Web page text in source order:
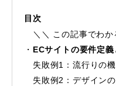
目次
＼＼ この記事でわか
ECサイトの要件定
失敗例1：流行りの
失敗例2：デザイン